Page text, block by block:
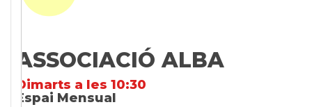
ASSOCIACIÓ ALBA
Dimarts a les 10:30
Espai Mensual